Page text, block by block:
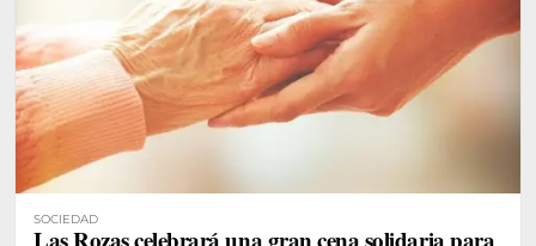
SOCIEDAD
Las Rozas celebrará una gran cena solidaria para